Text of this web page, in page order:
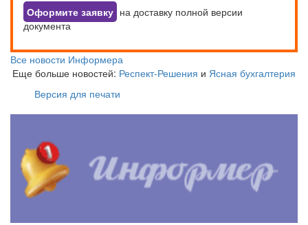
Оформите заявку на доставку полной версии
документа
Все новости Информера
Еще больше новостей: Респект-Решения и Ясная бухгалтерия
Версия для печати